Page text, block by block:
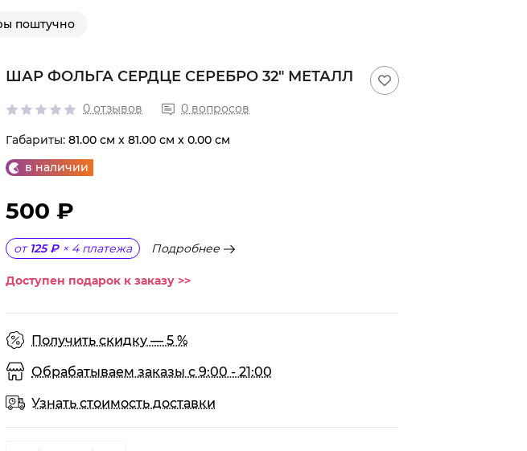
поштучно
ШАР ФОЛЬГА СЕРДЦЕ СЕРЕБРО 32" МЕТАЛЛ
0 отзывов 0 вопросов
Габариты: 81.00 см x 81.00 см x 0.00 см
в наличии
500 ₽
от 125 ₽ × 4 платежа Подробнее
Доступен подарок к заказу >>
Получить скидку — 5 %
Обрабатываем заказы с 9:00 - 21:00
Узнать стоимость доставки